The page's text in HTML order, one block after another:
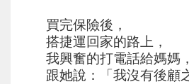
買完保險後，
搭捷運回家的路上，
我興奮的打電話給媽媽，
跟她說：「我沒有後顧